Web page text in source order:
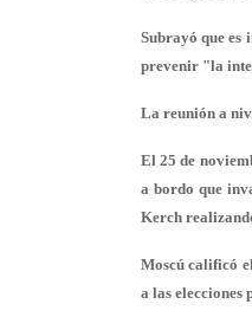
Subrayó que es
prevenir "la
La reunión a
El 25 de
a bordo que
Kerch
Moscú calificó
a las elecciones